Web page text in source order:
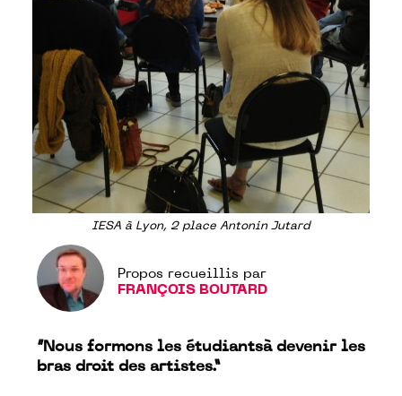
IESA à Lyon, 2 place Antonin Jutard
Propos recueillis par
FRANÇOIS BOUTARD
“Nous formons les étudiantsà devenir les
bras droit des artistes.”